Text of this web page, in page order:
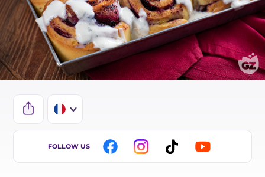
IT
FOLLOW US